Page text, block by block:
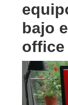
bajo
office